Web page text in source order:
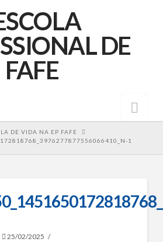
DE VIDA NA EP FAFE
1
25/02/2025